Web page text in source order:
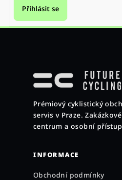
Přihlásit se
Prémiový cyklistický
servis v Praze.
centrum a osobní
INFORMACE
Obchodní podmínky